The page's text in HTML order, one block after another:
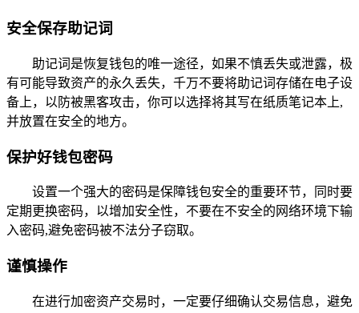
安全保存助记词
助记词是恢复钱包的唯一途径，如果不慎丢失或泄露，极
有可能导致资产的永久丢失，千万不要将助记词存储在电子设
备上，以防被黑客攻击，你可以选择将其写在纸质笔记本上,
并放置在安全的地方。
保护好钱包密码
设置一个强大的密码是保障钱包安全的重要环节，同时要
定期更换密码，以增加安全性，不要在不安全的网络环境下输
入密码,避免密码被不法分子窃取。
谨慎操作
在进行加密资产交易时，一定要仔细确认交易信息，避免